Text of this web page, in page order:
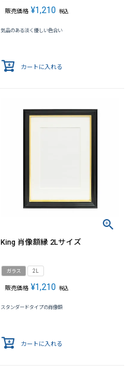
販売価格 ¥1,210 税込
気品のある淡く優しい色合い
カートに入れる
King 肖像額縁 2Lサイズ
ガラス 2L
販売価格 ¥1,210 税込
スタンダードタイプの肖像額
カートに入れる